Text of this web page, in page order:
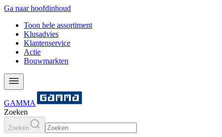
Ga naar hoofdinhoud
Toon hele assortiment
Klusadvies
Klantenservice
Actie
Bouwmarkten
GAMMA
Zoeken
Zoeken